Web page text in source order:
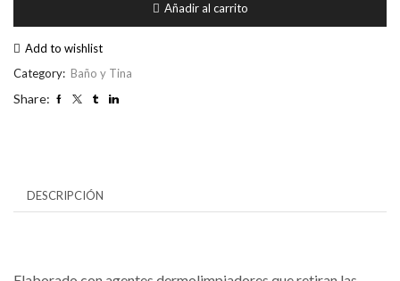
Añadir al carrito
Add to wishlist
Category: Baño y Tina
Share:
DESCRIPCIÓN